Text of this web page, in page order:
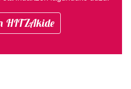
HITZAkide